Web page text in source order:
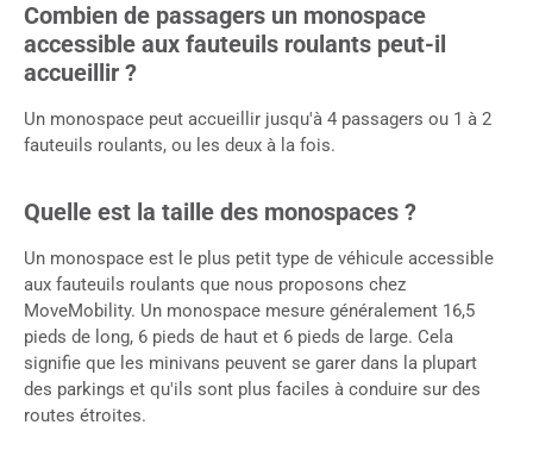
Combien de passagers un monospace
accessible aux fauteuils roulants peut-il
accueillir ?
Un monospace peut accueillir jusqu'à 4 passagers ou 1 à 2
fauteuils roulants, ou les deux à la fois.
Quelle est la taille des monospaces ?
Un monospace est le plus petit type de véhicule accessible
aux fauteuils roulants que nous proposons chez
MoveMobility. Un monospace mesure généralement 16,5
pieds de long, 6 pieds de haut et 6 pieds de large. Cela
signifie que les minivans peuvent se garer dans la plupart
des parkings et qu'ils sont plus faciles à conduire sur des
routes étroites.